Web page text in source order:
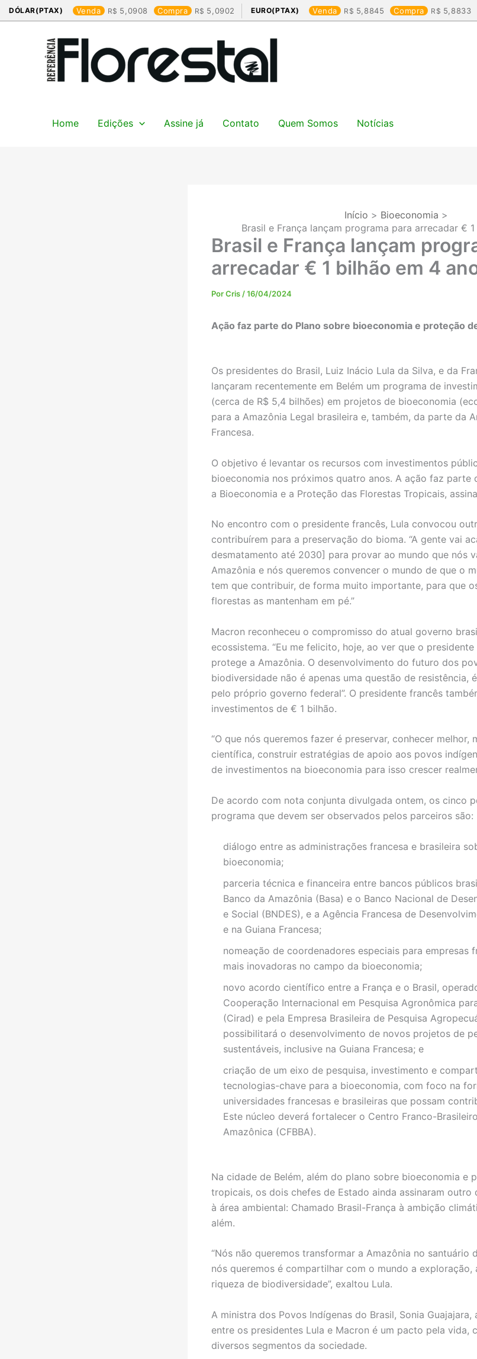
DÓLAR(PTAX) Venda 5,0908 Compra 5,0902 EURO(PTAX) Venda 5,8845 Compra 5,8833
para
Home Edições Assine já Contato Quem Somos Notícias
Início
Bioeconomia
Brasil e França lançam programa para arrecadar €
Brasil e França lançam
arrecadar € 1 bilhão em 4
PorCris /16/04/2024
Ação faz parte do Plano sobre bioeconomia e proteção
Os presidentes do Brasil, Luiz Inácio Lula da Silva, e da
lançaram recentemente em Belém um programa de
(cerca de R$ 5,4 bilhões) em projetos de bioeconomia
para a Amazônia Legal brasileira e, também, da parte da
Francesa.
O objetivo é levantar os recursos com investimentos
bioeconomia nos próximos quatro anos. A ação faz parte
a Bioeconomia e a Proteção das Florestas Tropicais,
No encontro com o presidente francês, Lula convocou
contribuírem para a preservação do bioma. “A gente vai
desmatamento até 2030] para provar ao mundo que nós
Amazônia e nós queremos convencer o mundo de que o
tem que contribuir, de forma muito importante, para que
florestas as mantenham em pé.”
Macron reconheceu o compromisso do atual governo
ecossistema. “Eu me felicito, hoje, ao ver que o
protege a Amazônia. O desenvolvimento do futuro dos
biodiversidade não é apenas uma questão de resistência,
pelo próprio governo federal”. O presidente francês
investimentos de € 1 bilhão.
“O que nós queremos fazer é preservar, conhecer melhor,
científica, construir estratégias de apoio aos povos
de investimentos na bioeconomia para isso crescer
De acordo com nota conjunta divulgada ontem, os cinco
programa que devem ser observados pelos parceiros são:
diálogo entre as administrações francesa e brasileira
bioeconomia;
parceria técnica e financeira entre bancos públicos
Banco da Amazônia (Basa) e o Banco Nacional de
e Social (BNDES), e a Agência Francesa de
e na Guiana Francesa;
nomeação de coordenadores especiais para empresas
mais inovadoras no campo da bioeconomia;
novo acordo científico entre a França e o Brasil,
Cooperação Internacional em Pesquisa Agronômica
(Cirad) e pela Empresa Brasileira de Pesquisa
possibilitará o desenvolvimento de novos projetos de
sustentáveis, inclusive na Guiana Francesa; e
criação de um eixo de pesquisa, investimento e
tecnologias-chave para a bioeconomia, com foco na
universidades francesas e brasileiras que possam
Este núcleo deverá fortalecer o Centro Franco-
Amazônica (CFBBA).
Na cidade de Belém, além do plano sobre bioeconomia e
tropicais, os dois chefes de Estado ainda assinaram outro
à área ambiental: Chamado Brasil-França à ambição
além.
“Nós não queremos transformar a Amazônia no santuário
nós queremos é compartilhar com o mundo a exploração,
riqueza de biodiversidade”, exaltou Lula.
A ministra dos Povos Indígenas do Brasil, Sonia
entre os presidentes Lula e Macron é um pacto pela vida,
diversos segmentos da sociedade.